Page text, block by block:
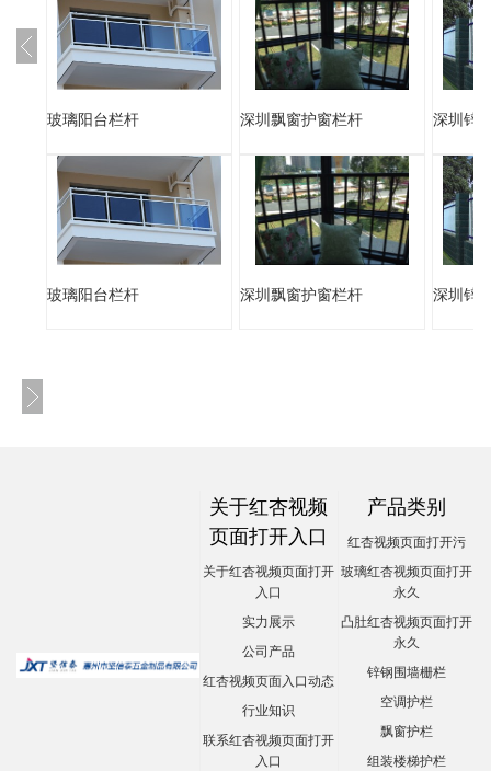
玻璃阳台栏杆 深圳飘窗护窗栏杆 深圳锌
玻璃阳台栏杆 深圳飘窗护窗栏杆 深圳锌
关于红杏视频
页面打开入口
关于红杏视频页面打开
入口
实力展示
公司产品
红杏视频页面入口动态
行业知识
联系红杏视频页面打开
入口
产品类别
红杏视频页面打开污
玻璃红杏视频页面打开
永久
凸肚红杏视频页面打开
永久
锌钢围墙栅栏
空调护栏
飘窗护栏
组装楼梯护栏